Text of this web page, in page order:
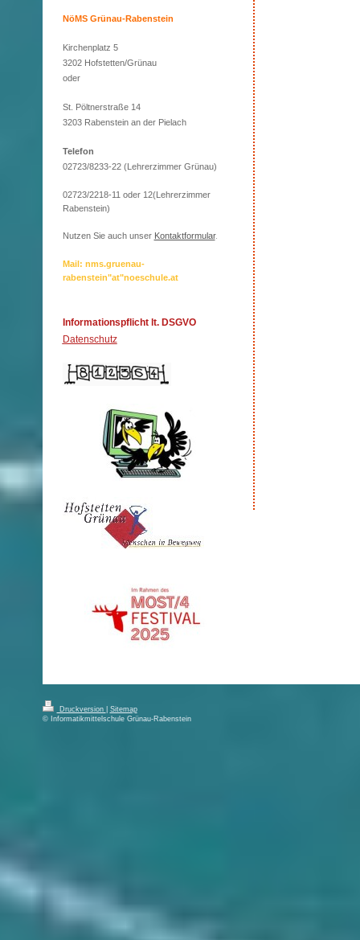
NöMS Grünau-Rabenstein
Kirchenplatz 5
3202 Hofstetten/Grünau
oder
St. Pöltnerstraße 14
3203 Rabenstein an der Pielach
Telefon
02723/8233-22 (Lehrerzimmer Grünau)
02723/2218-11 oder 12(Lehrerzimmer
Rabenstein)
Nutzen Sie auch unser Kontaktformular.
Mail: nms.gruenau-
rabenstein"at"noeschule.at
Informationspflicht lt. DSGVO
Datenschutz
Druckversion
Sitemap
© Informatikmittelschule Grünau-Rabenstein